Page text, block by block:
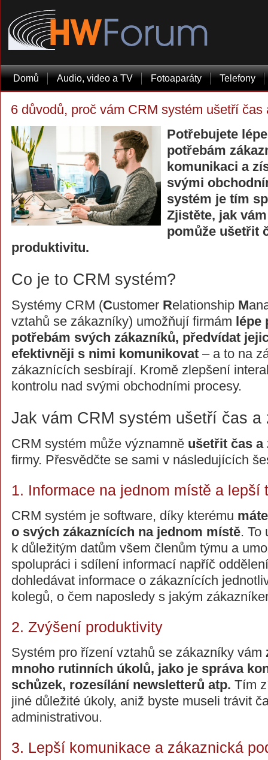
Domů Audio, video a TV Fotoaparáty Telefony
6 důvodů, proč vám CRM systém ušetří
Potřebujete
potřebám
komunikaci a
svými
systém je tím
Zjistěte, jak
pomůže ušetřit
produktivitu.
Co je to CRM systém?
Systémy CRM (Customer Relationship M
vztahů se zákazníky) umožňují firmám lépe
potřebám svých zákazníků, předvídat
efektivněji s nimi komunikovat – a to na
zákaznících sesbírají. Kromě zlepšení
kontrolu nad svými obchodními procesy.
Jak vám CRM systém ušetří čas
CRM systém může významně ušetřit čas
firmy. Přesvědčte se sami v následujících
1. Informace na jednom místě a lepší
CRM systém je software, díky kterému
o svých zákaznících na jednom místě. To
k důležitým datům všem členům týmu a
spolupráci i sdílení informací napříč
dohledávat informace o zákaznících
kolegů, o čem naposledy s jakým
2. Zvýšení produktivity
Systém pro řízení vztahů se zákazníky vám
mnoho rutinních úkolů, jako je správa
schůzek, rozesílání newsletterů atp. Tím
jiné důležité úkoly, aniž byste museli trávit
administrativou.
3. Lepší komunikace a zákaznická